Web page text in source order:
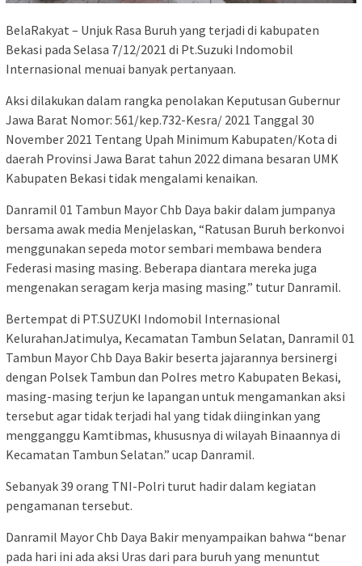
BelaRakyat – Unjuk Rasa Buruh yang terjadi di kabupaten
Bekasi pada Selasa 7/12/2021 di Pt.Suzuki Indomobil
Internasional menuai banyak pertanyaan.
Aksi dilakukan dalam rangka penolakan Keputusan Gubernur
Jawa Barat Nomor: 561/kep.732-Kesra/ 2021 Tanggal 30
November 2021 Tentang Upah Minimum Kabupaten/Kota di
daerah Provinsi Jawa Barat tahun 2022 dimana besaran UMK
Kabupaten Bekasi tidak mengalami kenaikan.
Danramil 01 Tambun Mayor Chb Daya bakir dalam jumpanya
bersama awak media Menjelaskan, “Ratusan Buruh berkonvoi
menggunakan sepeda motor sembari membawa bendera
Federasi masing masing. Beberapa diantara mereka juga
mengenakan seragam kerja masing masing.” tutur Danramil.
Bertempat di PT.SUZUKI Indomobil Internasional
KelurahanJatimulya, Kecamatan Tambun Selatan, Danramil 01
Tambun Mayor Chb Daya Bakir beserta jajarannya bersinergi
dengan Polsek Tambun dan Polres metro Kabupaten Bekasi,
masing-masing terjun ke lapangan untuk mengamankan aksi
tersebut agar tidak terjadi hal yang tidak diinginkan yang
mengganggu Kamtibmas, khususnya di wilayah Binaannya di
Kecamatan Tambun Selatan.” ucap Danramil.
Sebanyak 39 orang TNI-Polri turut hadir dalam kegiatan
pengamanan tersebut.
Danramil Mayor Chb Daya Bakir menyampaikan bahwa “benar
pada hari ini ada aksi Uras dari para buruh yang menuntut